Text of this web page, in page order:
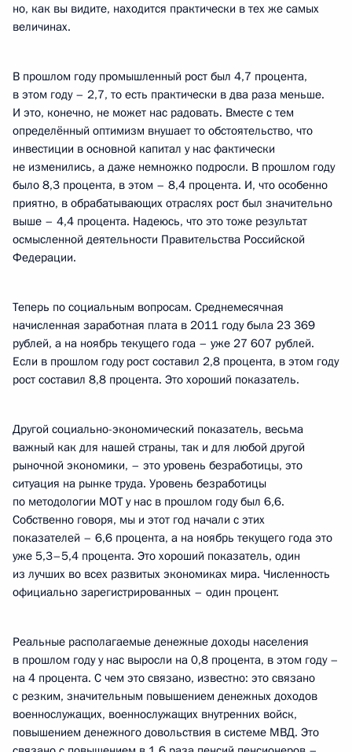
но, как вы видите, находится практически в тех же самых
величинах.
В прошлом году промышленный рост был 4,7 процента,
в этом году – 2,7, то есть практически в два раза меньше.
И это, конечно, не может нас радовать. Вместе с тем
определённый оптимизм внушает то обстоятельство, что
инвестиции в основной капитал у нас фактически
не изменились, а даже немножко подросли. В прошлом году
было 8,3 процента, в этом – 8,4 процента. И, что особенно
приятно, в обрабатывающих отраслях рост был значительно
выше – 4,4 процента. Надеюсь, что это тоже результат
осмысленной деятельности Правительства Российской
Федерации.
Теперь по социальным вопросам. Среднемесячная
начисленная заработная плата в 2011 году была 23 369
рублей, а на ноябрь текущего года – уже 27 607 рублей.
Если в прошлом году рост составил 2,8 процента, в этом году
рост составил 8,8 процента. Это хороший показатель.
Другой социально-экономический показатель, весьма
важный как для нашей страны, так и для любой другой
рыночной экономики, – это уровень безработицы, это
ситуация на рынке труда. Уровень безработицы
по методологии МОТ у нас в прошлом году был 6,6.
Собственно говоря, мы и этот год начали с этих
показателей – 6,6 процента, а на ноябрь текущего года это
уже 5,3–5,4 процента. Это хороший показатель, один
из лучших во всех развитых экономиках мира. Численность
официально зарегистрированных – один процент.
Реальные располагаемые денежные доходы населения
в прошлом году у нас выросли на 0,8 процента, в этом году –
на 4 процента. С чем это связано, известно: это связано
с резким, значительным повышением денежных доходов
военнослужащих, военнослужащих внутренних войск,
повышением денежного довольствия в системе МВД. Это